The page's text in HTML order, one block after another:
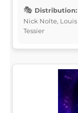
Distribution:
Nick Nolte,
Tessier